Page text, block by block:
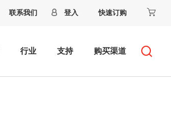
联系我们 登入 快速订购
行业 支持 购买渠道